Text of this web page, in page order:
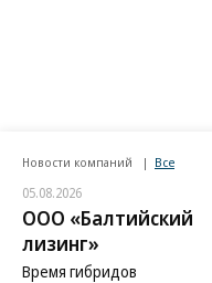
Новости компаний Все
05.08.2026
ООО «Балтийский
лизинг»
Время гибридов